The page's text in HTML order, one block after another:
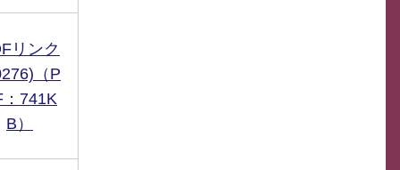
リンク
（P
：741K
B）